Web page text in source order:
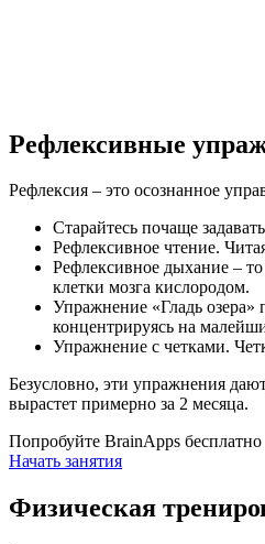
Рефлексивные
Рефлексия – это осознанное
Старайтесь почаще
Рефлексивное чтение.
Рефлексивное дыхание –
клетки мозга кислородом.
Упражнение «Гладь озера»
концентрируясь на
Упражнение с четками.
Безусловно, эти упражнения
вырастет примерно за 2 месяца.
Попробуйте BrainApps бесплатно
Начать занятия
Физическая